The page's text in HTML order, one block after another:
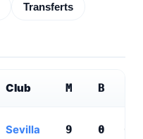
Transferts
Club M B
Sevilla 9 0